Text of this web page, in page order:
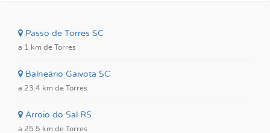
Passo de Torres SC
a 1 km de Torres
Balneário Gaivota SC
a 23.4 km de Torres
Arroio do Sal RS
a 25.5 km de Torres